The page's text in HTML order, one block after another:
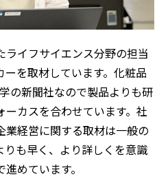
イフサイエンス分野の担当
を取材しています。化粧品
の新聞社なので製品よりも研
カスを合わせています。社
業経営に関する取材は一般の
も早く、より詳しくを意識
めています。